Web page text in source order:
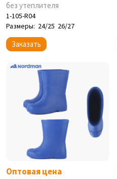
без утеплителя
1-105-R04
Размеры: 24/25 26/27
Заказать
Оптовая цена